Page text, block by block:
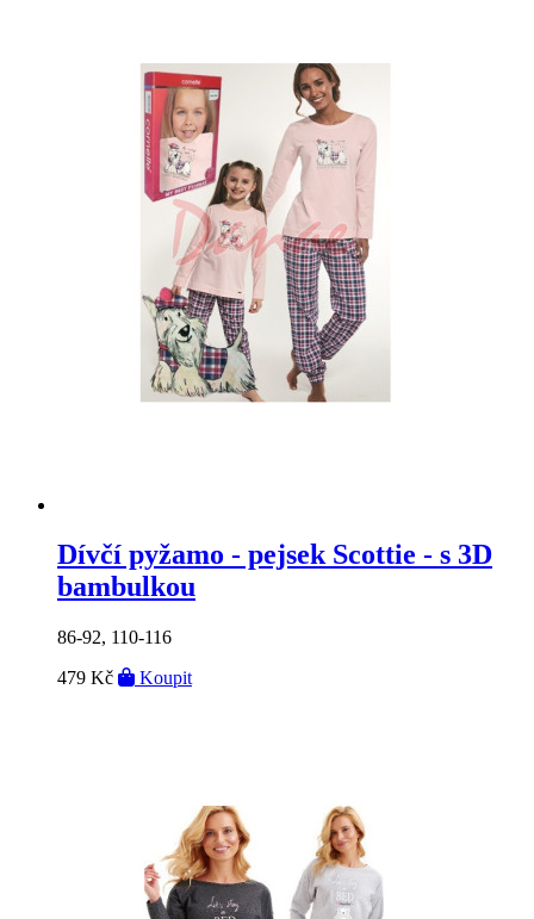
Dívčí pyžamo - pejsek Scottie - s 3D
bambulkou
86-92, 110-116
479 Kč
Koupit